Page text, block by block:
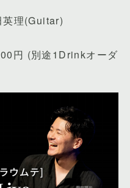
理(Guitar)
円 (別途1Drinkオーダ